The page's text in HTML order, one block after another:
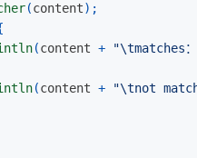
(content);
(content +
"\tmatches
(content +
"\tnot